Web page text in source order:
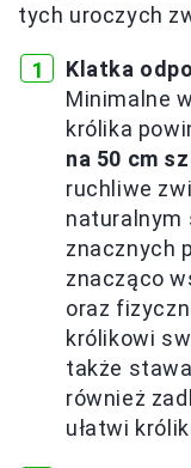
tych uroczych
Klatka
Minimalne
królika
na 50 cm
ruchliwe
naturalnym
znacznych
znacząco
oraz
królikowi
także
również
ułatwi